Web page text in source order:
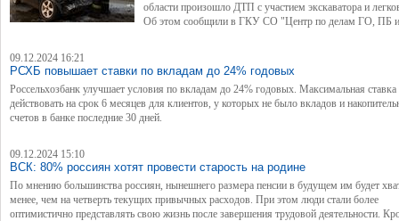
области произошло ДТП с участием экскаватора и
Об этом сообщили в ГКУ СО "Центр по делам ГО, ПБ
09.12.2024 16:21
РСХБ повышает ставки по вкладам до 24% годовых
Россельхозбанк улучшает условия по вкладам до 24% годовых. Максимальная ставка
действовать на срок 6 месяцев для клиентов, у которых не было вкладов и
счетов в банке последние 30 дней.
09.12.2024 15:10
ВСК: 80% россиян хотят провести старость на родине
По мнению большинства россиян, нынешнего размера пенсии в будущем им будет
менее, чем на четверть текущих привычных расходов. При этом люди стали более
оптимистично представлять свою жизнь после завершения трудовой деятельности.